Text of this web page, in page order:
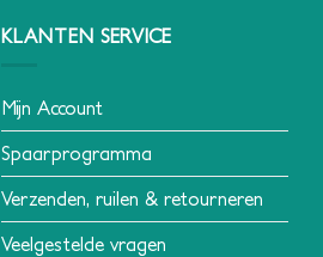
KLANTEN SERVICE
Mijn Account
Spaarprogramma
Verzenden, ruilen & retourneren
Veelgestelde vragen